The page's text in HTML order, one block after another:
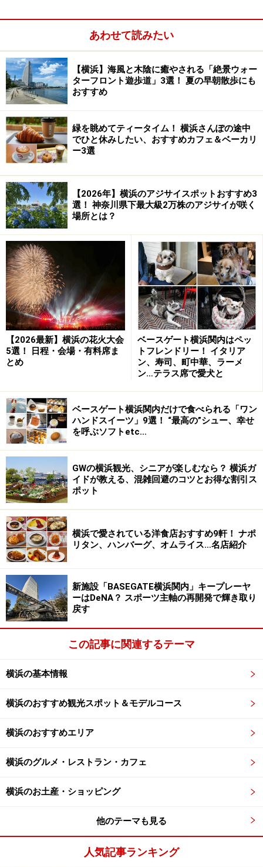
待つこと4～5分、「お待たせしましたー」と中華そば
が登場。イメージ通りの「しょう油味の東京
ラーメン」です。関東ネギ、メンマ、チャーシューそし
て三角形のノリがのっています。
スープはにぼしの香りがぷーんと漂います。スープを一
口。熱い！ 油が表面を覆っていて、アツアツなので気
を付けてください。熱さの後に広がる、にぼしの風味豊
かな味。見た目はあっさりなのに、コクがありこってり
としています。スープにはトンコツ・鶏ガラ・煮干し・
鰹節などが入っているそうです。ちょっと濃いめのしょ
うゆ味です。最後に用意されている酢を入れると、スー
プの風味が変化するそうですが、今回は入れるのを忘れ
てしまいました。
ズルズルと麺を食べてみます。「おいしい！」 コシが
あるというか、食べ応えがあるというか、なんとも不思
議な食感です。ほんのりとちぢれた麺は創業以来の自家
製麺なのです。朝6時から始まる春木屋の麺づくり。季
節やその日の湿度に応じて、水分を変えて調節している
のだとか。その麺を手揉みして、プリプリとした食感を
生み出しているのです。まさに熟練を要するたいへんな
作業です。
チャーシューは控えめにポンと1枚。薄いのに、何とも
いえない味つけ！ わ、もうなくなっちゃった。もう2
～3枚食べたーい！ というわけで、次回はちょっと高
めだけど、チャーシュー麺（1,250円）をいただこうと思
います（笑）。しかし、ひそかに隣の方が食べていたつ
け麺（800円）も気になっているので、次回来店した時
にきっと迷うでしょう。
麺の合間に食べるメンマもしゃきしゃきしていながらも
柔らかく、本当においしかったです。麺がたっぷり入っ
ているようなので、とってもお腹がいっぱいになりまし
た。ちなみに、中華そば、ワンタンメン、チャーシュー
麺の3つのメニューはそれぞれミニサイズも用意されて
います。
するに、きっと同じ味がいただけるのだろうな、と。満
足感でいっぱいになりました。「ありがとうございまし
た。
【春木屋主なメニュー】
中華そば 750円
ワンタンメン 1150円
あわせて読みたい
【横浜】海風と木陰に癒やされる「絶景ウォー
ターフロント遊歩道」3選！ 夏の早朝散歩にも
おすすめ
緑を眺めてティータイム！ 横浜さんぽの途中
でひと休みしたい、おすすめカフェ＆ベーカリ
ー3選
【2026年】横浜のアジサイスポットおすすめ3
選！ 神奈川県下最大級2万株のアジサイが咲く
場所とは？
【2026最新】横浜の花火大会
5選！ 日程・会場・有料席ま
とめ
ベースゲート横浜関内はペッ
トフレンドリー！ イタリア
ン、寿司、町中華、ラーメ
ン…テラス席で愛犬と
ベースゲート横浜関内だけで食べられる「ワン
ハンドスイーツ」9選！ “最高の”シュー、幸せ
を呼ぶソフトetc…
GWの横浜観光、シニアが楽しむなら？ 横浜ガ
イドが教える、混雑回避のコツとお得な割引ス
ポット
横浜で愛されている洋食店おすすめ9軒！ ナポ
リタン、ハンバーグ、オムライス…名店紹介
新施設「BASEGATE横浜関内」キープレーヤ
ーはDeNA？ スポーツ主軸の再開発で輝き取り
戻す
この記事に関連するテーマ
横浜の基本情報
横浜のおすすめ観光スポット＆モデルコース
横浜のおすすめエリア
横浜のグルメ・レストラン・カフェ
横浜のお土産・ショッピング
他のテーマも見る
人気記事ランキング